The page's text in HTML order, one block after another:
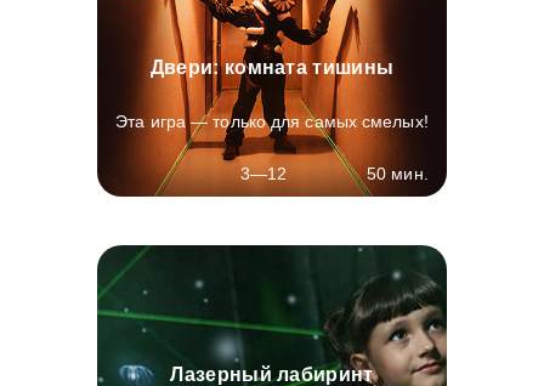
Двери: комната тишины
Эта игра — только для самых смелых!
3—12 50 мин.
Лазерный лабиринт